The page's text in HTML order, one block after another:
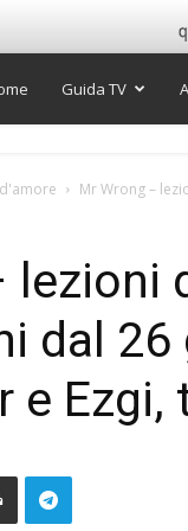
Guida TV
Mr Wrong –
dal
e Ezgi,